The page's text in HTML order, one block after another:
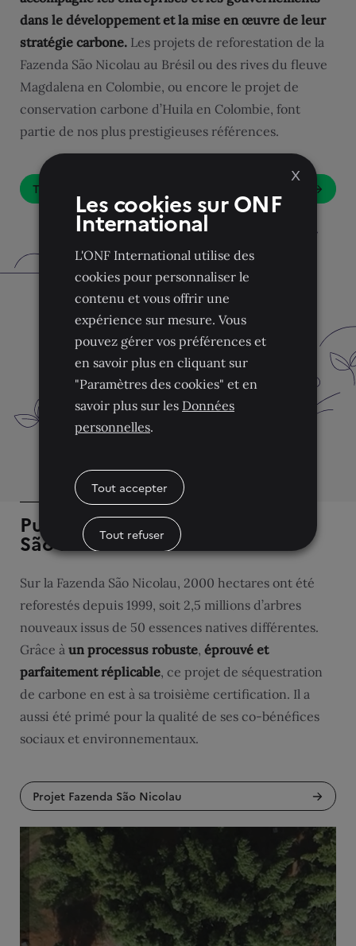
dans le développement et la mise en œuvre de leur
stratégie carbone. Les projets de reforestation de la
Fazenda São Nicolau au Brésil ou des rives du fleuve
Magdalena en Colombie, ou encore le projet de
conservation carbone d’Huila en Colombie, font
partie de nos plus prestigieuses références.
Tous les projets
Puits de carbone sur la Fazenda
São Nicolau
Sur la Fazenda São Nicolau, 2000 hectares ont été
reforestés depuis 1999, soit 2,5 millions d’arbres
nouveaux issus de 50 essences natives différentes.
Grâce à un processus robuste, éprouvé et
parfaitement réplicable, ce projet de séquestration
de carbone en est à sa troisième certification. Il a
aussi été primé pour la qualité de ses co-bénéfices
sociaux et environnementaux.
Projet Fazenda São Nicolau
X
Les cookies sur ONF
International
L'ONF International utilise des
cookies pour personnaliser le
contenu et vous offrir une
expérience sur mesure. Vous
pouvez gérer vos préférences et
en savoir plus en cliquant sur
"Paramètres des cookies" et en
savoir plus sur les Données
personnelles.
Tout accepter
Tout refuser
Paramètres des cookies